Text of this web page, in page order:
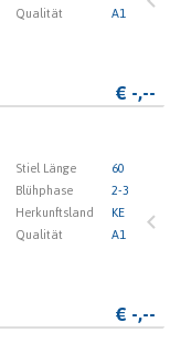
Qualität A1
€ -,--
5
Stiel Länge
60
Blühphase
2-3
Herkunftsland
KE
Qualität A1
€ -,--
5